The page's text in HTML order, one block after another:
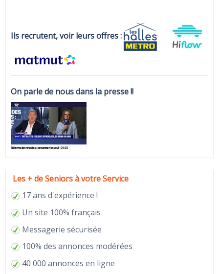
Ils recrutent, voir leurs offres :
On parle de nous dans la presse !!
Les + de Seniors à votre Service
17 ans d'expérience !
Un site 100% français
Messagerie sécurisée
100% des annonces modérées
40 000 annonces en ligne